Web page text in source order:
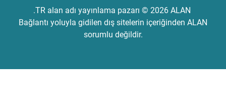
.TR alan adı yayınlama pazarı © 2026 ALAN
Bağlantı yoluyla gidilen dış sitelerin içeriğinden ALAN
sorumlu değildir.